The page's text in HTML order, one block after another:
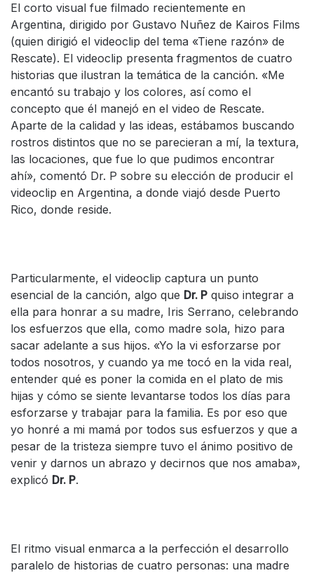
El corto visual fue filmado recientemente en
Argentina, dirigido por Gustavo Nuñez de Kairos Films
(quien dirigió el videoclip del tema «Tiene razón» de
Rescate). El videoclip presenta fragmentos de cuatro
historias que ilustran la temática de la canción. «Me
encantó su trabajo y los colores, así como el
concepto que él manejó en el video de Rescate.
Aparte de la calidad y las ideas, estábamos buscando
rostros distintos que no se parecieran a mí, la textura,
las locaciones, que fue lo que pudimos encontrar
ahí», comentó Dr. P sobre su elección de producir el
videoclip en Argentina, a donde viajó desde Puerto
Rico, donde reside.
Particularmente, el videoclip captura un punto
esencial de la canción, algo que Dr. P quiso integrar a
ella para honrar a su madre, Iris Serrano, celebrando
los esfuerzos que ella, como madre sola, hizo para
sacar adelante a sus hijos. «Yo la vi esforzarse por
todos nosotros, y cuando ya me tocó en la vida real,
entender qué es poner la comida en el plato de mis
hijas y cómo se siente levantarse todos los días para
esforzarse y trabajar para la familia. Es por eso que
yo honré a mi mamá por todos sus esfuerzos y que a
pesar de la tristeza siempre tuvo el ánimo positivo de
venir y darnos un abrazo y decirnos que nos amaba»,
explicó Dr. P.
El ritmo visual enmarca a la perfección el desarrollo
paralelo de historias de cuatro personas: una madre